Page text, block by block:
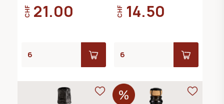
CHF 21.00 CHF 14.50